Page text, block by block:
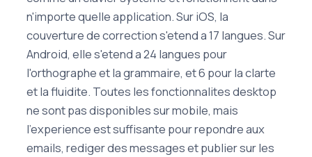
n'importe quelle application. Sur iOS, la
couverture de correction s'etend a 17 langues. Sur
Android, elle s'etend a 24 langues pour
l'orthographe et la grammaire, et 6 pour la clarte
et la fluidite. Toutes les fonctionnalites desktop
ne sont pas disponibles sur mobile, mais
l'experience est suffisante pour repondre aux
emails, rediger des messages et publier sur les